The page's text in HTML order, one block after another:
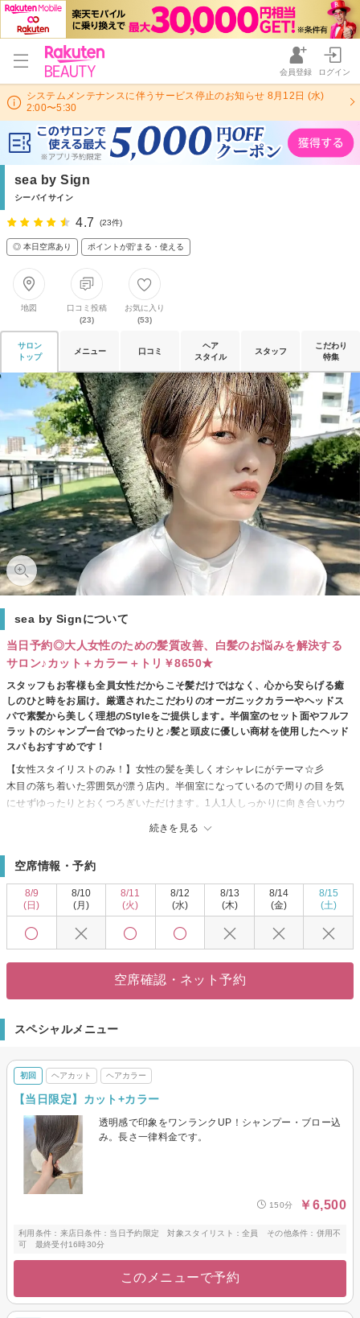
会員登録 ログイン
システムメンテナンスに伴うサービス停止のお知らせ 8月12日 (水)
2:00〜5:30
sea by Sign
シーバイサイン
4.7 (23件)
◎ 本日空席あり ポイントが貯まる・使える
地図
口コミ投稿
(23)
お気に入り
(53)
サロン
トップ
メニュー 口コミ
ヘア
スタイル
スタッフ
こだわり
特集
sea by Signについて
当日予約◎大人女性のための髪質改善、白髪のお悩みを解決する
サロン♪カット＋カラー＋トリ￥8650★
スタッフもお客様も全員女性だからこそ髪だけではなく、心から安らげる癒
しのひと時をお届け。厳選されたこだわりのオーガニックカラーやヘッドス
パで素髪から美しく理想のStyleをご提供します。半個室のセット面やフルフ
ラットのシャンプー台でゆったりと♪髪と頭皮に優しい商材を使用したヘッド
スパもおすすめです！
続きを見る
【女性スタイリストのみ！】女性の髪を美しくオシャレにがテーマ☆彡
木目の落ち着いた雰囲気が漂う店内。半個室になっているので周りの目を気
にせずゆったりとおくつろぎいただけます。1人1人しっかりに向き合いカウ
◇トレンドを取り入れた上質なデザインカット
◇カラー診断付き！肌馴染みのいい似合わせカラー
◇白髪ぼかしでオトナ女性のための透明感カラー
◇【人気No.1】カット＋カラー＋髪質改善トリートメント ￥8,650～
空席情報・予約
8/9
(日)
8/10
(月)
8/11
(火)
8/12
(水)
8/13
(木)
8/14
(金)
8/15
(土)
空席確認・ネット予約
スペシャルメニュー
初回 ヘアカット ヘアカラー
【当日限定】カット+カラー
透明感で印象をワンランクUP！シャンプー・ブロー込
み。長さ一律料金です。
150分 ￥6,500
利用条件：来店日条件：当日予約限定 対象スタイリスト：全員 その他条件：併用不
可 最終受付16時30分
このメニューで予約